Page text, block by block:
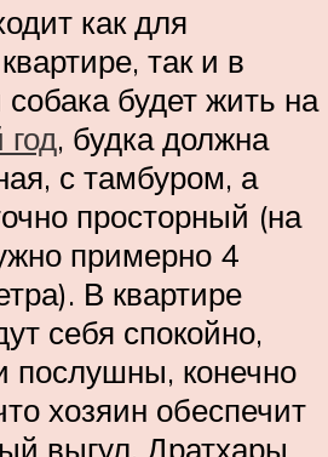
как для
так и в
будет жить на
год, будка должна
с тамбуром, а
просторный (на
примерно 4
В квартире
себя спокойно,
послушны, конечно
хозяин обеспечит
выгул. Дратхары